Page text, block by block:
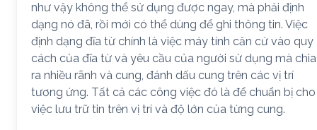
như vậy không thể sử dụng được ngay, mà phải định
dạng nó đã, rồi mới có thể dùng để ghi thông tin. Việc
định dạng đĩa từ chính là việc máy tính căn cứ vào quy
cách của đĩa từ và yêu cầu của người sử dụng mà chia
ra nhiều rãnh và cung, đánh dấu cung trên các vị trí
tương ứng. Tất cả các công việc đó là để chuẩn bị cho
việc lưu trữ tin trên vị trí và độ lớn của từng cung.